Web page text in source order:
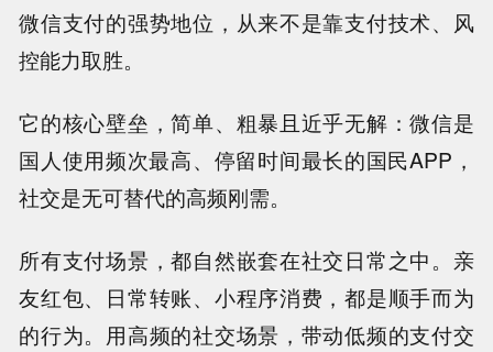
微信支付的强势地位，从来不是靠支付技术、风
控能力取胜。
它的核心壁垒，简单、粗暴且近乎无解：微信是
国人使用频次最高、停留时间最长的国民APP，
社交是无可替代的高频刚需。
所有支付场景，都自然嵌套在社交日常之中。亲
友红包、日常转账、小程序消费，都是顺手而为
的行为。用高频的社交场景，带动低频的支付交